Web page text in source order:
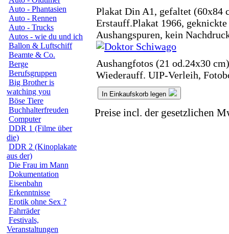
Auto - Phantasien
Auto - Rennen
Auto - Trucks
Autos - wie du und ich
Ballon & Luftschiff
Beamte & Co.
Berge
Berufsgruppen
Big Brother is
watching you
Böse Tiere
Buchhalterfreuden
Computer
DDR 1 (Filme über
die)
DDR 2 (Kinoplakate
aus der)
Die Frau im Mann
Dokumentation
Eisenbahn
Erkenntnisse
Erotik ohne Sex ?
Fahrräder
Festivals,
Veranstaltungen
Plakat Din A1, gefaltet (60x84
Erstauff.Plakat 1966,
Aushangspuren, kein
Aushangfotos (21 od.24x30 cm)
Wiederauff. UIP-Verleih,
In Einkaufskorb legen
Preise incl. der gesetzlichen